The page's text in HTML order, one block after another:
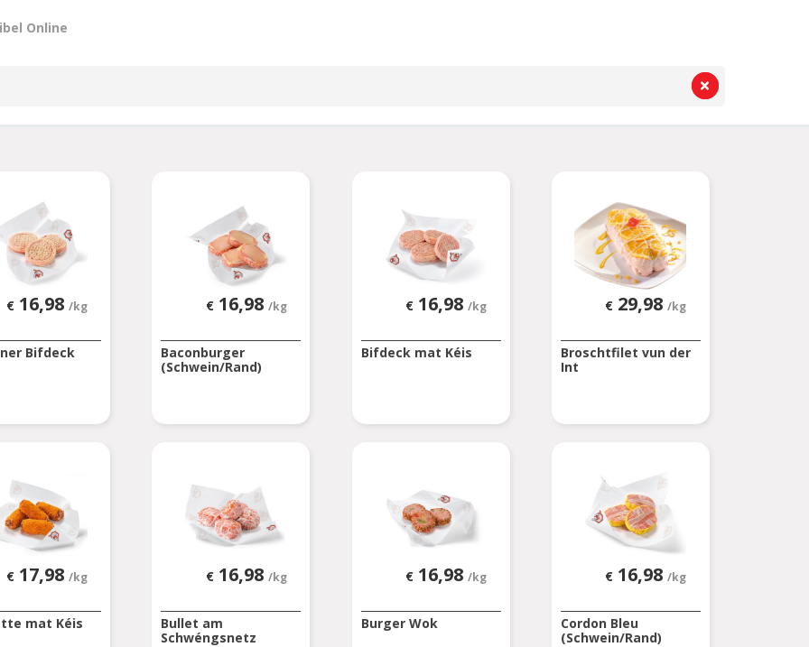
Online
€16,98 /kg
Bifdeck
€16,98 /kg
Baconburger
(Schwein/Rand)
€ 16,98 /kg
Bifdeck mat Kéis
€ 29,98 /kg
Broschtfilet vun der
Int
€17,98 /kg
mat Kéis
€16,98 /kg
Bullet am
Schwéngsnetz
€ 16,98 /kg
Burger Wok
€ 16,98 /kg
Cordon Bleu
(Schwein/Rand)